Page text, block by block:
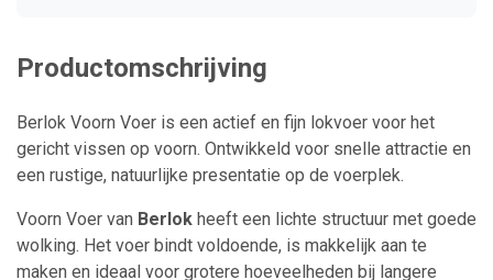
Productomschrijving
Berlok Voorn Voer is een actief en fijn lokvoer voor het
gericht vissen op voorn. Ontwikkeld voor snelle attractie en
een rustige, natuurlijke presentatie op de voerplek.
Voorn Voer van Berlok heeft een lichte structuur met goede
wolking. Het voer bindt voldoende, is makkelijk aan te
maken en ideaal voor grotere hoeveelheden bij langere